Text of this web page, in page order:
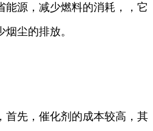
能源，减少燃料的消耗，，它
尘的排放。
首先，催化剂的成本较高，其